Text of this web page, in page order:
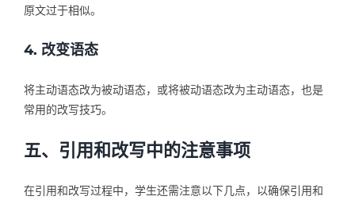
原文过于相似。
4. 改变语态
将主动语态改为被动语态，或将被动语态改为主动语态，也是
常用的改写技巧。
五、引用和改写中的注意事项
在引用和改写过程中，学生还需注意以下几点，以确保引用和